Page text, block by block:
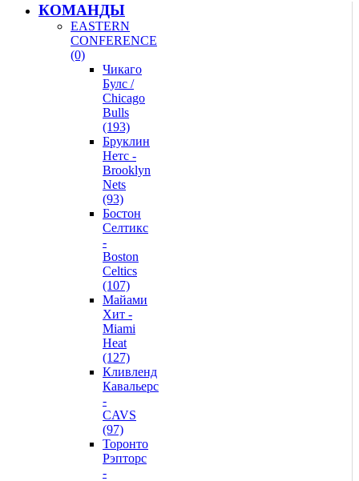
КОМАНДЫ
EASTERN
CONFERENCE
(0)
Чикаго
Булс /
Chicago
Bulls
(193)
Бруклин
Нетс -
Brooklyn
Nets
(93)
Бостон
Селтикс
-
Boston
Celtics
(107)
Майами
Хит -
Miami
Heat
(127)
Кливленд
Кавальерс
-
CAVS
(97)
Торонто
Рэпторс
-